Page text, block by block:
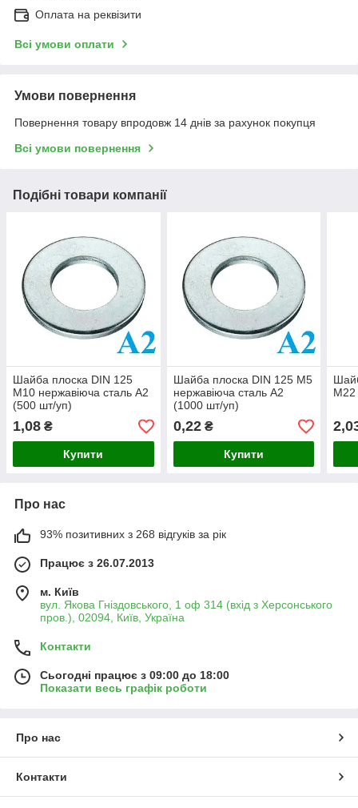
Оплата на реквізити
Всі умови оплати
Умови повернення
Повернення товару впродовж 14 днів за рахунок покупця
Всі умови повернення
Подібні товари компанії
Шайба плоска DIN 125
М10 нержавіюча сталь A2
(500 шт/уп)
1,08 ₴
Купити
Шайба плоска DIN 125 М5
нержавіюча сталь A2
(1000 шт/уп)
0,22₴
Купити
М22
Про нас
93% позитивних з 268 відгуків за рік
Працює з 26.07.2013
м. Київ
вул. Якова Гніздовського, 1 оф 314 (вхід з Херсонського
пров.), 02094, Київ, Україна
Контакти
Сьогодні працює з 09:00 до 18:00
Показати весь графік роботи
Про нас
Контакти